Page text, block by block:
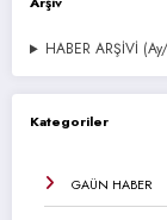
HABER ARŞİVİ (Ay/
Kategoriler
GAÜN HABER